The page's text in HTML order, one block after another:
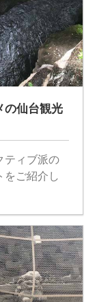
の仙台観光
ティブ派の
をご紹介し